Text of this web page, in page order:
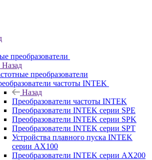
преобразователи
Назад
преобразователи
частоты INTEK
Назад
Преобразователи частоты INTEK
Преобразователи INTEK серии SPE
Преобразователи INTEK серии SPK
Преобразователи INTEK серии SPT
Устройства плавного пуска INTEK
серии AX100
Преобразователи INTEK серии AX200